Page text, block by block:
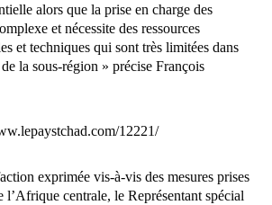
alors que la prise en charge des
et nécessite des ressources
et techniques qui sont très limitées dans
la sous-région » précise François
12221/
exprimée vis-à-vis des mesures prises
l’Afrique centrale, le Représentant spécial